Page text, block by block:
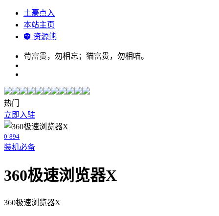
土豪点入
本站主页
资源熊
苟富贵，勿相忘；猫富贵，勿相喵。
热门
立即入驻
0 894
装机必备
360极速浏览器X
360极速浏览器X